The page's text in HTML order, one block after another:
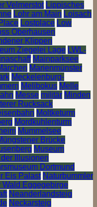
Velmerstot Lippisches
Lohr am Main Loisach
Lostplace Low
Oberhausen
Klippen
Ziegelei Lage LWL-
Mainparksee
Marienmünster
Meckelenburg-
Melibokus Melle
Messe militär Minden
Rucksack
Moltketurm
Mordkuhlenturm
Mummelsee
Brücke
Museum
Illusionen
Dortmund
Eis Palast Naturbummler
Wald Eggegebirge
Neanderlandsteig
Neckarsteig